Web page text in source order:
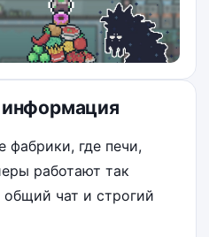
фабрики, где печи,
работают так
чат и строгий